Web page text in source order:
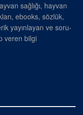
sağlığı, hayvan
ebooks, sözlük,
yayınlayan ve soru-
veren bilgi